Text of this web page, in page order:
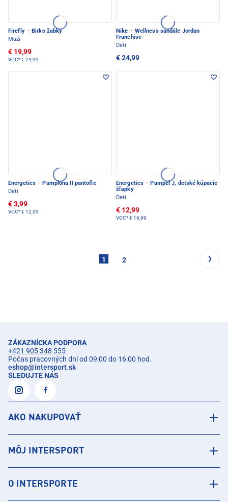
Firefly · Birko žabky
Muži
€ 19,99
VOC*€ 24,99
Nike · Wellness sandále Jordan
Franchise
Deti
€ 24,99
Energetics · Pamplona II pantofle
Deti
€ 3,99
VOC*€ 12,99
Energetics · Pampel J, detské kúpacie
šľapky
Deti
€ 12,99
VOC*€ 16,99
1 2
ZÁKAZNÍCKA PODPORA
+421 905 348 555
Počas pracovných dní od 09:00 do 16:00 hod.
eshop@intersport.sk
SLEDUJTE NÁS
AKO NAKUPOVAŤ
MÔJ INTERSPORT
O INTERSPORTE